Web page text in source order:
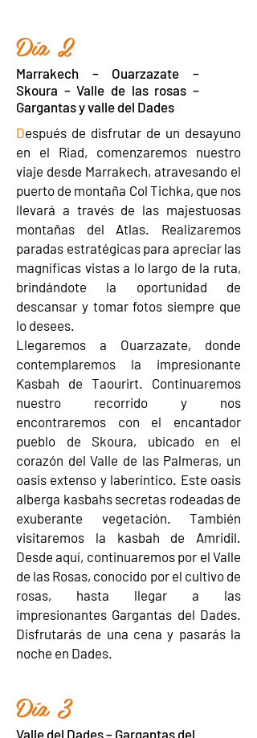
Día 2
Marrakech – Ouarzazate –
Skoura – Valle de las rosas –
Gargantas y valle del Dades
Después de disfrutar de un desayuno
en el Riad, comenzaremos nuestro
viaje desde Marrakech, atravesando el
puerto de montaña Col Tichka, que nos
llevará a través de las majestuosas
montañas del Atlas. Realizaremos
paradas estratégicas para apreciar las
magníficas vistas a lo largo de la ruta,
brindándote la oportunidad de
descansar y tomar fotos siempre que
lo desees.
Llegaremos a Ouarzazate, donde
contemplaremos la impresionante
Kasbah de Taourirt. Continuaremos
nuestro recorrido y nos
encontraremos con el encantador
pueblo de Skoura, ubicado en el
corazón del Valle de las Palmeras, un
oasis extenso y laberíntico. Este oasis
alberga kasbahs secretas rodeadas de
exuberante vegetación. También
visitaremos la kasbah de Amridil.
Desde aquí, continuaremos por el Valle
de las Rosas, conocido por el cultivo de
rosas, hasta llegar a las
impresionantes Gargantas del Dades.
Disfrutarás de una cena y pasarás la
noche en Dades.
Día 3
Valle del Dades – Gargantas del